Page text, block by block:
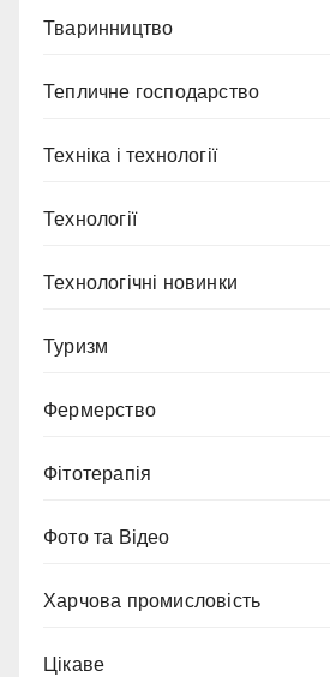
Тваринництво
Тепличне господарство
Техніка і технології
Технології
Технологічні новинки
Туризм
Фермерство
Фітотерапія
Фото та Відео
Харчова промисловість
Цікаве